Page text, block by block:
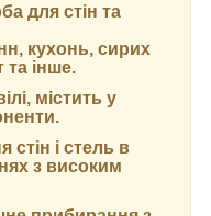
для стін та
кухонь, сирих
та інше.
містить у
і стель в
з високим